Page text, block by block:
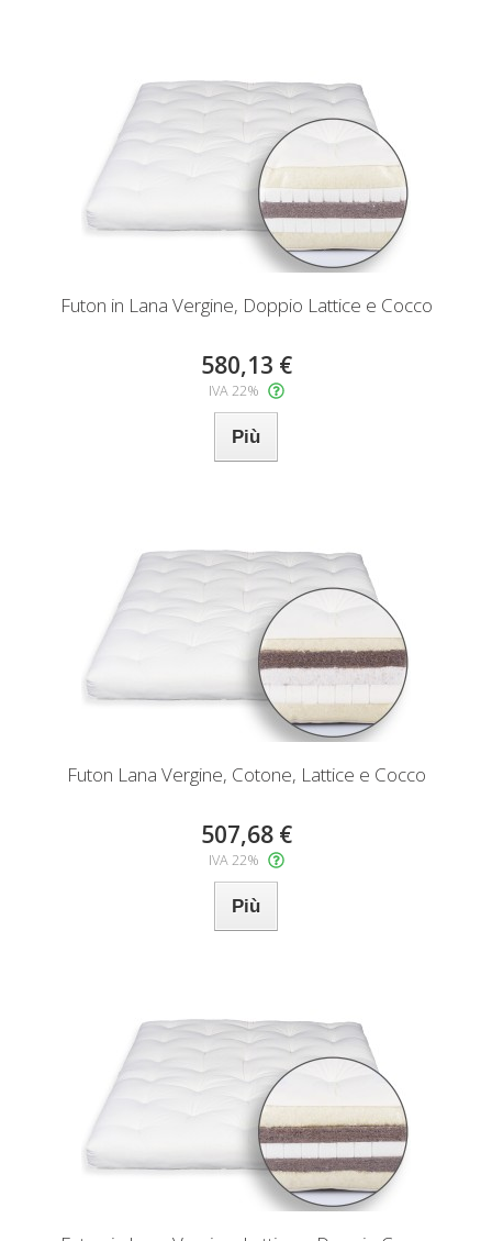
Futon in Lana Vergine, Doppio Lattice e Cocco
580,13 €
IVA 22%
Più
Futon Lana Vergine, Cotone, Lattice e Cocco
507,68 €
IVA 22%
Più